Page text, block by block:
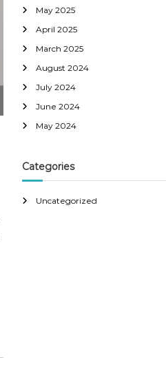
May 2025
April 2025
March 2025
August 2024
July 2024
June 2024
May 2024
Categories
Uncategorized